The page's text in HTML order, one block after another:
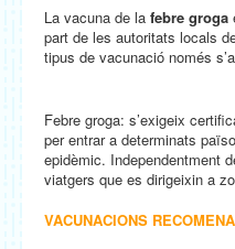
La vacuna de la febre groga
part de les autoritats locals
tipus de vacunació només
Febre groga: s’exigeix
per entrar a determinats
epidèmic. Independentment
viatgers que es dirigeixin a
VACUNACIONS